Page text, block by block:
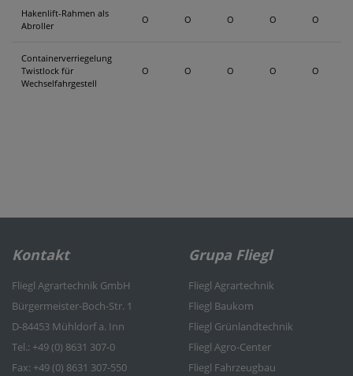
Hakenlift-Rahmen als
Abroller
O O O O O
Containerverriegelung
Twistlock für
Wechselfahrgestell
O O O O O
Kontakt
Fliegl Agrartechnik GmbH
Bürgermeister-Boch-Str. 1
D-84453 Mühldorf a. Inn
Tel.: +49 (0) 8631 307-0
Fax: +49 (0) 8631 307-550
Grupa Fliegl
Fliegl Agrartechnik
Fliegl Baukom
Fliegl Grünlandtechnik
Fliegl Agro-Center
Fliegl Fahrzeugbau